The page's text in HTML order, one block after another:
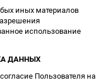
иных материалов
использование
ДАННЫХ
Пользователя на